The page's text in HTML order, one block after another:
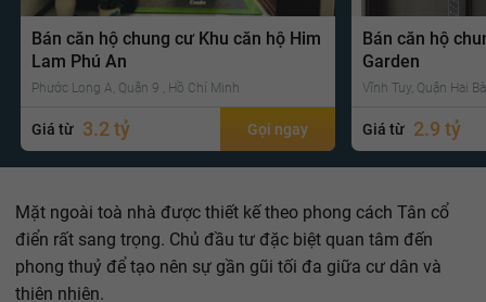
Bán căn hộ chung cư Khu căn hộ Him
Lam Phú An
Phước Long A, Quận 9 , Hồ Chí Minh
Giá từ 3.2 tỷ Gọi ngay
Bán căn hộ
Garden
Vĩnh Tuy, Quận Hai
Giá từ 2.9 tỷ
Mặt ngoài toà nhà được thiết kế theo phong cách Tân cổ
điển rất sang trọng. Chủ đầu tư đặc biệt quan tâm đến
phong thuỷ để tạo nên sự gần gũi tối đa giữa cư dân và
thiên nhiên.